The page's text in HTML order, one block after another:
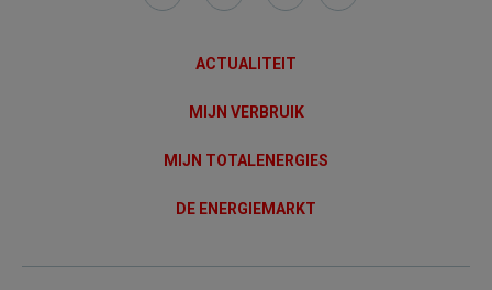
Links
ACTUALITEIT
MIJN VERBRUIK
MIJN TOTALENERGIES
DE ENERGIEMARKT